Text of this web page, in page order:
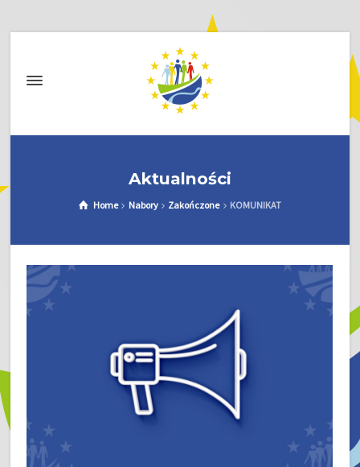
Aktualności
Home Nabory Zakończone KOMUNIKAT